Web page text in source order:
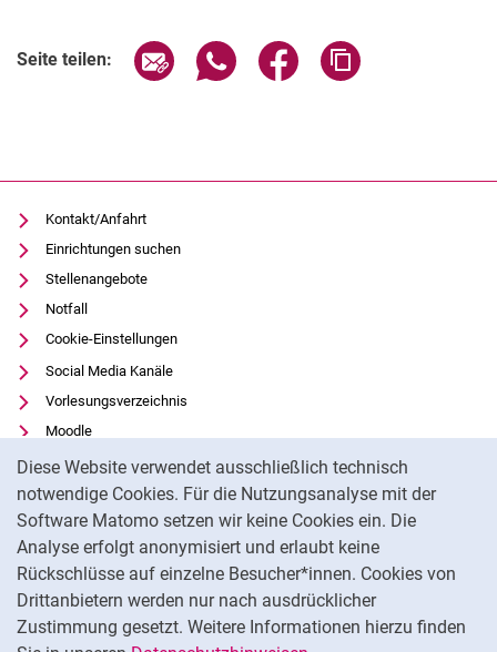
Diese Website verwendet ausschließlich technisch
notwendige Cookies. Für die Nutzungsanalyse mit der
Software Matomo setzen wir keine Cookies ein. Die
Analyse erfolgt anonymisiert und erlaubt keine
Rückschlüsse auf einzelne Besucher*innen. Cookies von
Drittanbietern werden nur nach ausdrücklicher
Zustimmung gesetzt. Weitere Informationen hierzu finden
Seite teilen: Seite über E-Mail teilen
Seite über WhatsApp teilen
Seite über Facebook
Kontakt/Anfahrt
Einrichtungen suchen
Stellenangebote
Notfall
Cookie-Einstellungen
Social Media Kanäle
Vorlesungsverzeichnis
Moodle
Panopto
Universitätsbibliothek
Datenschutz
Barrierefreiheit
Transparenter KI-Einsatz